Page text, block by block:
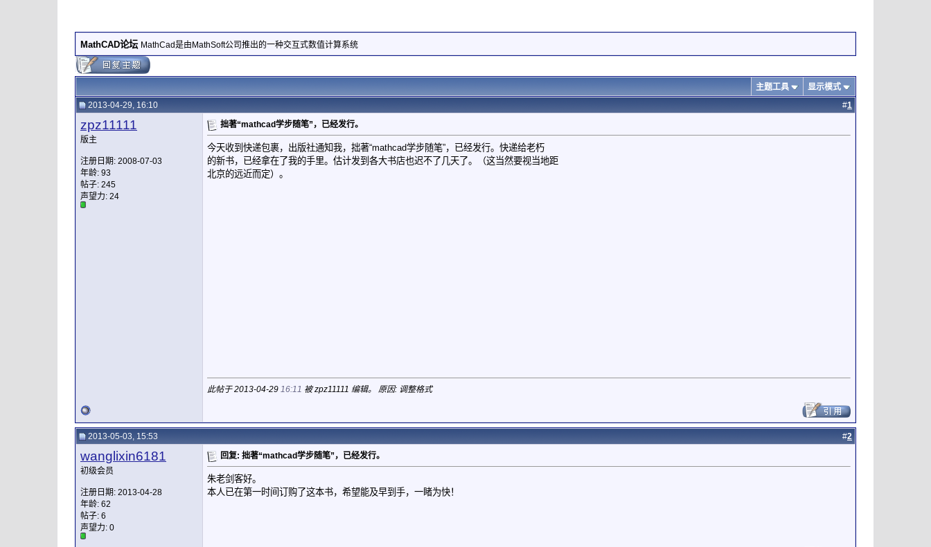
MathCAD论坛 MathCad是由MathSoft公司推出的一种交互式数值计算系统
主题工具
显示模式
2013-04-29, 16:10
#1
zpz11111
版主
注册日期: 2008-07-03
年龄: 93
帖子: 245
声望力: 24
拙著“mathcad学步随笔”，已经发行。
今天收到快递包裹，出版社通知我，拙著“mathcad学步随笔”，已经发行。快递给老朽
的新书，已经拿在了我的手里。估计发到各大书店也迟不了几天了。（这当然要视当地距
北京的远近而定）。
此帖于 2013-04-29 16:11 被 zpz11111 编辑。 原因: 调整格式
2013-05-03, 15:53 #2
wanglixin6181
初级会员
注册日期: 2013-04-28
年龄: 62
帖子: 6
声望力: 0
回复: 拙著“mathcad学步随笔”，已经发行。
朱老剑客好。
本人已在第一时间订购了这本书，希望能及早到手，一睹为快！